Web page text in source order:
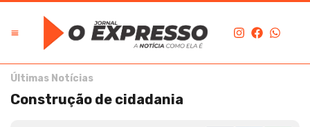
Últimas Notícias
Construção de cidadania